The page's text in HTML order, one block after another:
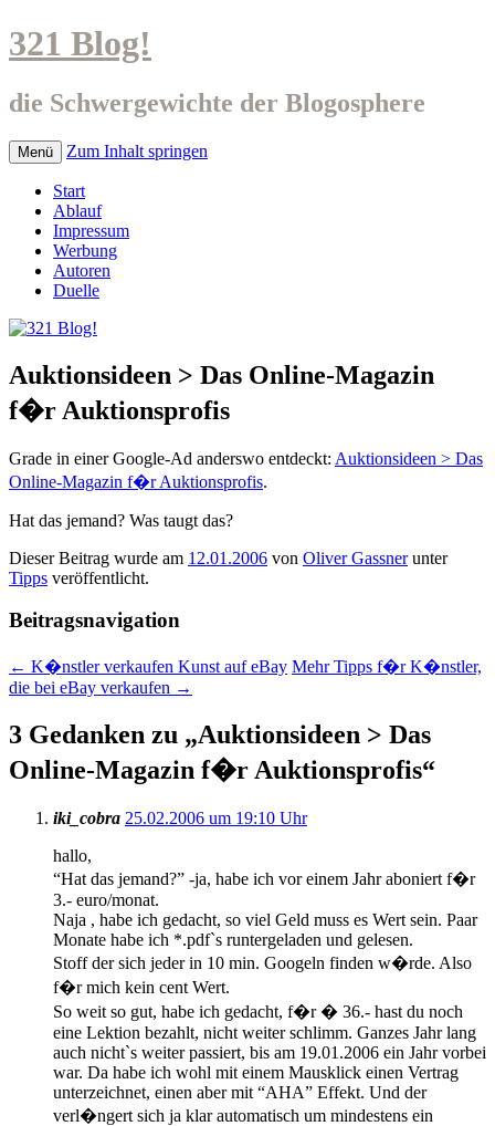
321 Blog!
die Schwergewichte der Blogosphere
Menü Zum Inhalt springen
Start
Ablauf
Impressum
Werbung
Autoren
Duelle
Auktionsideen > Das Online-Magazin
f�r Auktionsprofis
Grade in einer Google-Ad anderswo entdeckt: Auktionsideen > Das
Online-Magazin f�r Auktionsprofis.
Hat das jemand? Was taugt das?
Dieser Beitrag wurde am 12.01.2006 von Oliver Gassnerunter
Tipps veröffentlicht.
Beitragsnavigation
← K�nstler verkaufen Kunst auf eBay Mehr Tipps f�r K�nstler,
die bei eBay verkaufen →
3 Gedanken zu „Auktionsideen > Das
Online-Magazin f�r Auktionsprofis“
iki_cobra 25.02.2006 um 19:10 Uhr
hallo,
“Hat das jemand?” -ja, habe ich vor einem Jahr aboniert f�r
3.- euro/monat.
Naja , habe ich gedacht, so viel Geld muss es Wert sein. Paar
Monate habe ich *.pdf`s runtergeladen und gelesen.
Stoff der sich jeder in 10 min. Googeln finden w�rde. Also
f�r mich kein cent Wert.
So weit so gut, habe ich gedacht, f�r � 36.- hast du noch
eine Lektion bezahlt, nicht weiter schlimm. Ganzes Jahr lang
auch nicht`s weiter passiert, bis am 19.01.2006 ein Jahr vorbei
war. Da habe ich wohl mit einem Mausklick einen Vertrag
unterzeichnet, einen aber mit “AHA” Effekt. Und der
verl�ngert sich ja klar automatisch um mindestens ein